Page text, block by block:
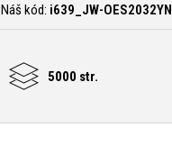
Náš kód: i639_JW-OES2032YN
5000 str.